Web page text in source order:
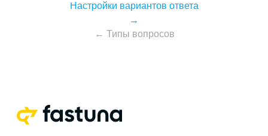
Настройки вариантов ответа
→
← Типы вопросов